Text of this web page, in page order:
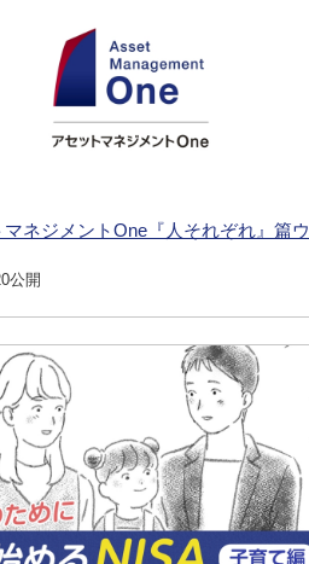
マネジメントOne『人それぞれ』篇ウ
公開